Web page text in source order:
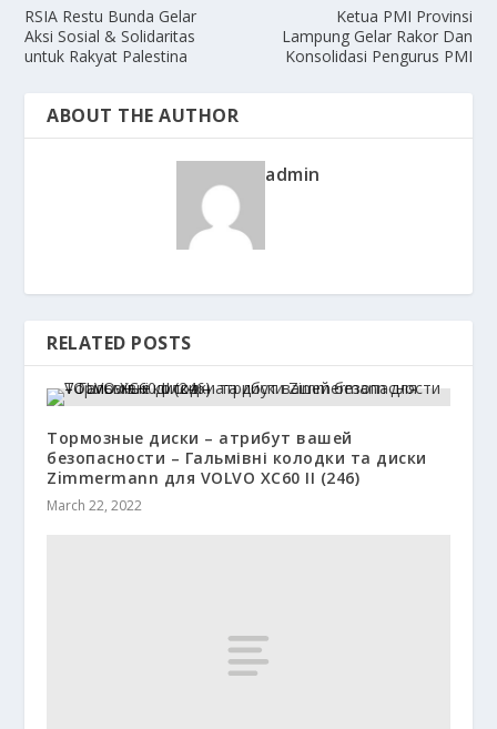
RSIA Restu Bunda Gelar
Aksi Sosial & Solidaritas
untuk Rakyat Palestina
Ketua PMI Provinsi
Lampung Gelar Rakor Dan
Konsolidasi Pengurus PMI
ABOUT THE AUTHOR
admin
RELATED POSTS
Тормозные диски – атрибут вашей
безопасности – Гальмівні колодки та диски
Zimmermann для VOLVO XC60 II (246)
March 22, 2022